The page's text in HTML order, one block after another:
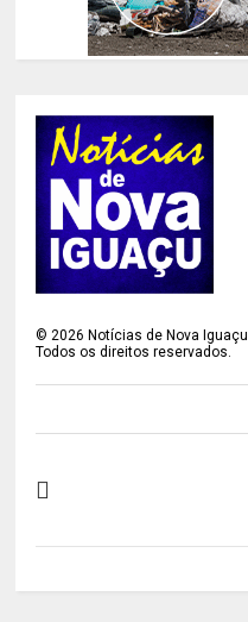
©2026 Notícias de Nova Iguaçu
Todos os direitos reservados.